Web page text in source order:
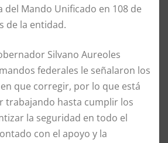
Mando Unificado en 108 de
de la entidad.
Silvano Aureoles
federales le señalaron los
que corregir, por lo que está
trabajando hasta cumplir los
la seguridad en todo el
con el apoyo y la